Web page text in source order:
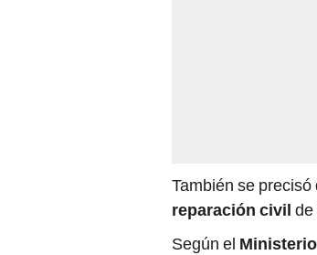
También se
reparación civil de
Según el